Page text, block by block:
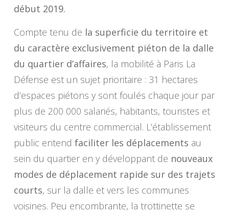
début 2019.
Compte tenu de la superficie du territoire et
du caractère exclusivement piéton de la dalle
du quartier d’affaires, la mobilité à Paris La
Défense est un sujet prioritaire : 31 hectares
d’espaces piétons y sont foulés chaque jour par
plus de 200 000 salariés, habitants, touristes et
visiteurs du centre commercial. L’établissement
public entend faciliter les déplacements au
sein du quartier en y développant de nouveaux
modes de déplacement rapide sur des trajets
courts, sur la dalle et vers les communes
voisines. Peu encombrante, la trottinette se